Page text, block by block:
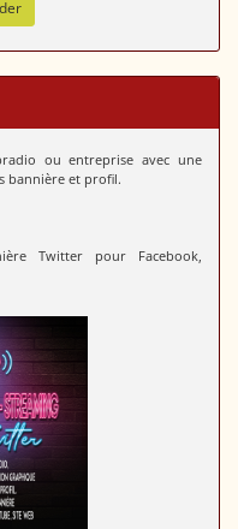
ou entreprise avec une
bannière et profil.
Twitter pour Facebook,